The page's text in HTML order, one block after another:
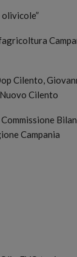
Cilento,
Cilento
Campania